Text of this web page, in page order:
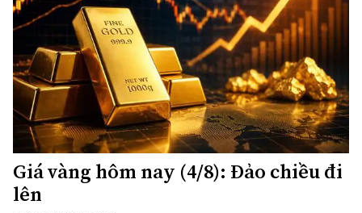
Giá vàng hôm nay (4/8): Đảo chiều đi
lên